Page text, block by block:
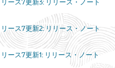
ース7更新2: リリース・ノート
ース7更新1: リリース・ノート